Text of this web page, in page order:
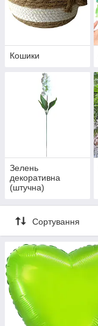
Кошики
Зелень
декоративна
(штучна)
Сортування